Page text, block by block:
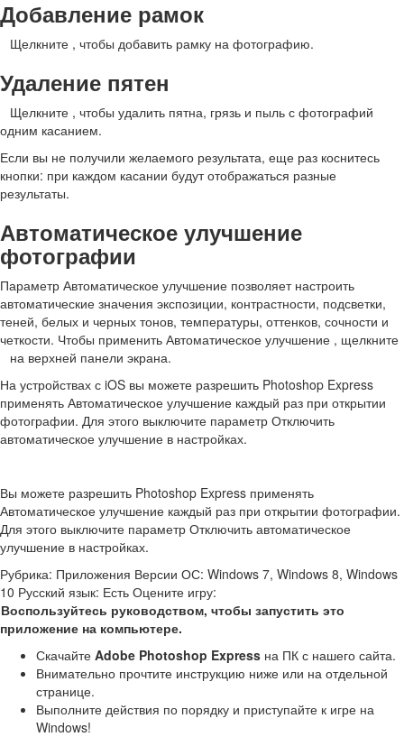
Добавление рамок
Щелкните , чтобы добавить рамку на фотографию.
Удаление пятен
Щелкните , чтобы удалить пятна, грязь и пыль с фотографий
одним касанием.
Если вы не получили желаемого результата, еще раз коснитесь
кнопки: при каждом касании будут отображаться разные
результаты.
Автоматическое улучшение
фотографии
Параметр Автоматическое улучшение позволяет настроить
автоматические значения экспозиции, контрастности, подсветки,
теней, белых и черных тонов, температуры, оттенков, сочности и
четкости. Чтобы применить Автоматическое улучшение , щелкните
на верхней панели экрана.
На устройствах с iOS вы можете разрешить Photoshop Express
применять Автоматическое улучшение каждый раз при открытии
фотографии. Для этого выключите параметр Отключить
автоматическое улучшение в настройках.
Вы можете разрешить Photoshop Express применять
Автоматическое улучшение каждый раз при открытии фотографии.
Для этого выключите параметр Отключить автоматическое
улучшение в настройках.
Рубрика: Приложения Версии ОС: Windows 7, Windows 8, Windows
10 Русский язык: Есть Оцените игру:
Воспользуйтесь руководством, чтобы запустить это
приложение на компьютере.
Скачайте Adobe Photoshop Express на ПК с нашего сайта.
Внимательно прочтите инструкцию ниже или на отдельной
странице.
Выполните действия по порядку и приступайте к игре на
Windows!